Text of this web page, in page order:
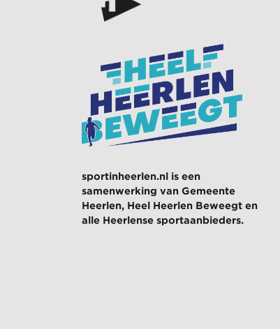
sportinheerlen.nl is een
samenwerking van Gemeente
Heerlen, Heel Heerlen Beweegt en
alle Heerlense sportaanbieders.